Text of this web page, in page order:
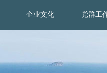
企业文化 党群工